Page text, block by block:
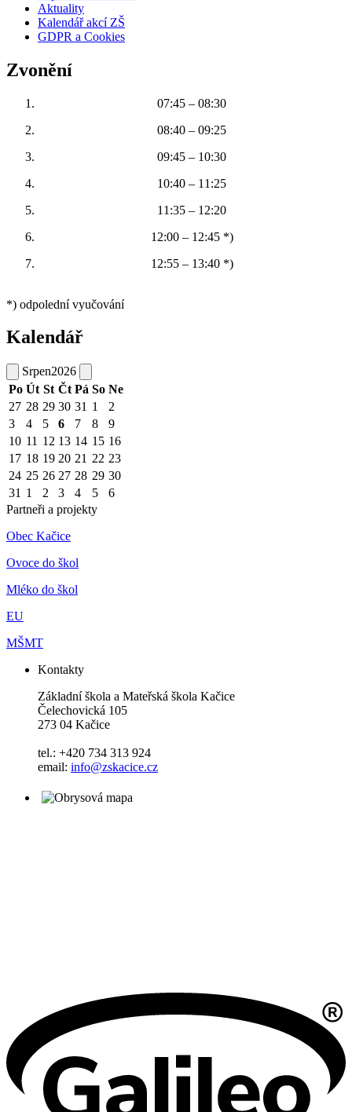
Aktuality
Kalendář akcí ZŠ
GDPR a Cookies
Zvonění
07:45 – 08:30
08:40 – 09:25
09:45 – 10:30
10:40 – 11:25
11:35 – 12:20
12:00 – 12:45 *)
12:55 – 13:40 *)
*) odpolední vyučování
Kalendář
Srpen2026
Po Út St Čt Pá So Ne
27 28 29 30 31 1
2
3
4 5 6 7 8
9
10 11 12 13 14 15 16
17 18 19 20 21 22 23
24 25 26 27 28 29 30
31 1 2 3 4 5
6
Partneři a projekty
Obec Kačice
Ovoce do škol
Mléko do škol
EU
MŠMT
Kontakty
Základní škola a Mateřská škola Kačice
Čelechovická 105
273 04 Kačice
tel.: +420 734 313 924
email: info@zskacice.cz